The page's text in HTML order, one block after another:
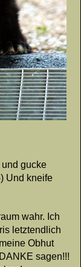
und gucke
Und kneife
wahr. Ich
letztendlich
Obhut
sagen!!!